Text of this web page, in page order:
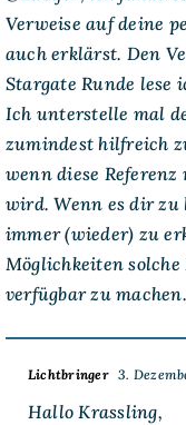
Verweise auf deine
auch erklärst. Den
Stargate Runde lese
Ich unterstelle mal
zumindest hilfreich
wenn diese
wird. Wenn es dir zu
immer (wieder) zu
Möglichkeiten
verfügbar zu machen.
Lichtbringer 3.
Hallo Krassling,